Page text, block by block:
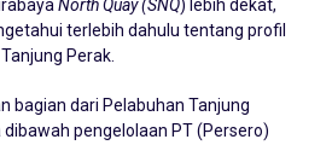
North Quay (SNQ) lebih dekat,
terlebih dahulu tentang profil
Perak.
bagian dari Pelabuhan Tanjung
pengelolaan PT (Persero)